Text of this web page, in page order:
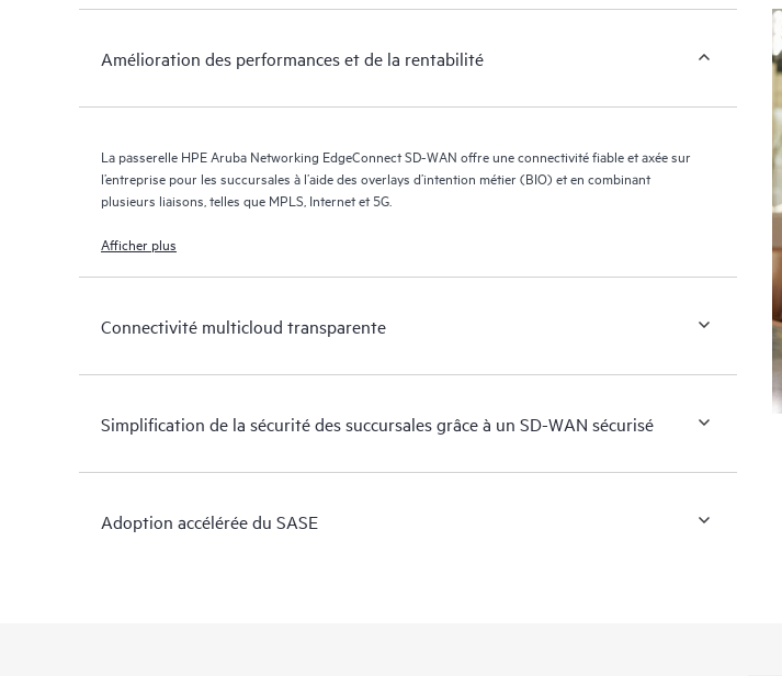
Amélioration des performances et de la rentabilité
La passerelle HPE Aruba Networking EdgeConnect SD-WAN offre une connectivité fiable et axée sur
l’entreprise pour les succursales à l’aide des overlays d’intention métier (BIO) et en combinant
plusieurs liaisons, telles que MPLS, Internet et 5G.
Afficher plus
Connectivité multicloud transparente
Simplification de la sécurité des succursales grâce à un SD-WAN sécurisé
Adoption accélérée du SASE